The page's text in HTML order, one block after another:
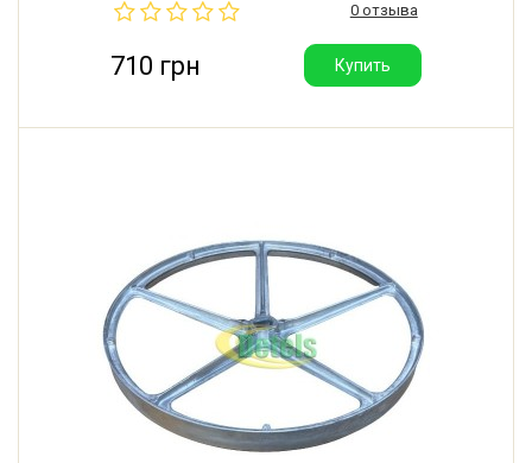
0 отзыва
710 грн Купить